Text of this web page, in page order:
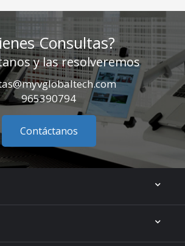
Consultas?
y las resolveremos
965390794
Contáctanos